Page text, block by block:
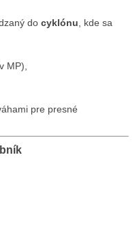
do cyklónu , kde sa
MP),
pre presné